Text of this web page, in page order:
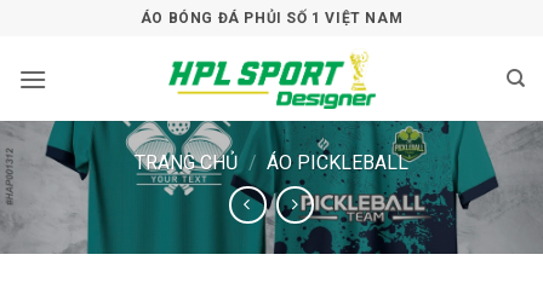
nội
ÁO BÓNG ĐÁ PHỦI SỐ 1 VIỆT NAM
TRANG CHỦ / ÁO PICKLEBALL